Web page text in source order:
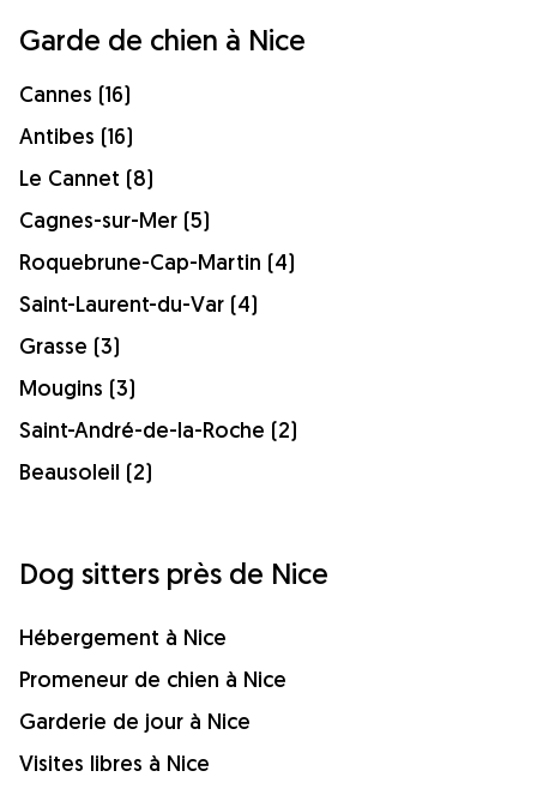
Garde de chien à Nice
Cannes (16)
Antibes (16)
Le Cannet (8)
Cagnes-sur-Mer (5)
Roquebrune-Cap-Martin (4)
Saint-Laurent-du-Var (4)
Grasse (3)
Mougins (3)
Saint-André-de-la-Roche (2)
Beausoleil (2)
Dog sitters près de Nice
Hébergement à Nice
Promeneur de chien à Nice
Garderie de jour à Nice
Visites libres à Nice